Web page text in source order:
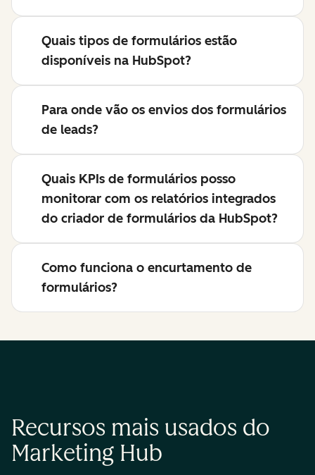
Quais tipos de formulários estão
disponíveis na HubSpot?
Para onde vão os envios dos formulários
de leads?
Quais KPIs de formulários posso
monitorar com os relatórios integrados
do criador de formulários da HubSpot?
Como funciona o encurtamento de
formulários?
Recursos mais usados do
Marketing Hub